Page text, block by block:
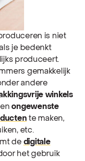
is niet
je bedenkt
produceert.
gemakkelijk
andere
winkels
ongewenste
te maken,
etc.
de digitale
het gebruik